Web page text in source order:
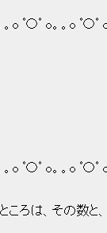
o ﾟ〇ﾟ o。。o ﾟ〇ﾟ
o ﾟ〇ﾟ o。。o ﾟ〇ﾟ
ろは、その数と